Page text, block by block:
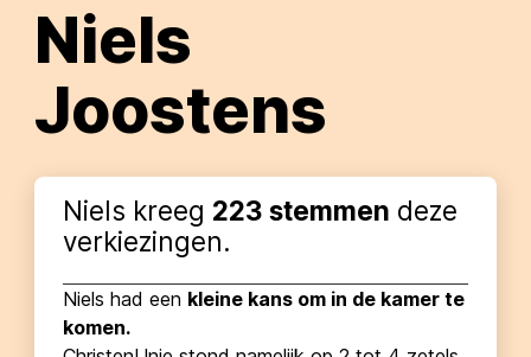
Niels
Joostens
Niels kreeg 223 stemmen deze
verkiezingen.
Niels had een kleine kans om in de kamer te
komen.